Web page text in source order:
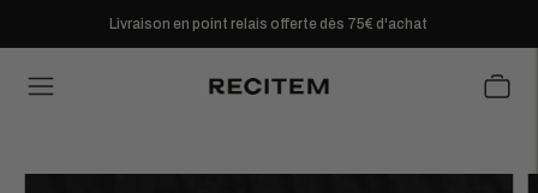
Livraison en point relais offerte dès 75€ d'achat